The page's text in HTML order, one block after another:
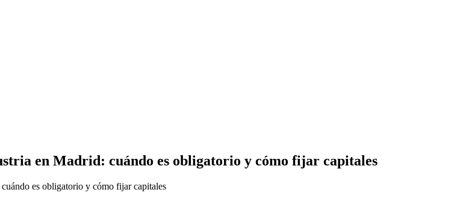
en Madrid: cuándo es obligatorio y cómo fijar capitales
es obligatorio y cómo fijar capitales